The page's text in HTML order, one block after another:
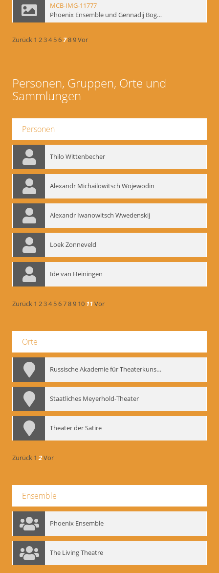
MCB-IMG-11777
Phoenix Ensemble und Gennadij Bogdanow; BM-img-105-3
Zurück 1 234 56789Vor
Personen, Gruppen, Orte und
Sammlungen
Personen
Thilo Wittenbecher
Alexandr Michailowitsch Wojewodin
Alexandr Iwanowitsch Wwedenskij
Loek Zonneveld
Ide van Heiningen
Zurück 1 234 56789 10 11Vor
Orte
Russische Akademie für Theaterkunst – GITIS
Staatliches Meyerhold-Theater
Theater der Satire
Zurück 1 2Vor
Ensemble
Phoenix Ensemble
The Living Theatre